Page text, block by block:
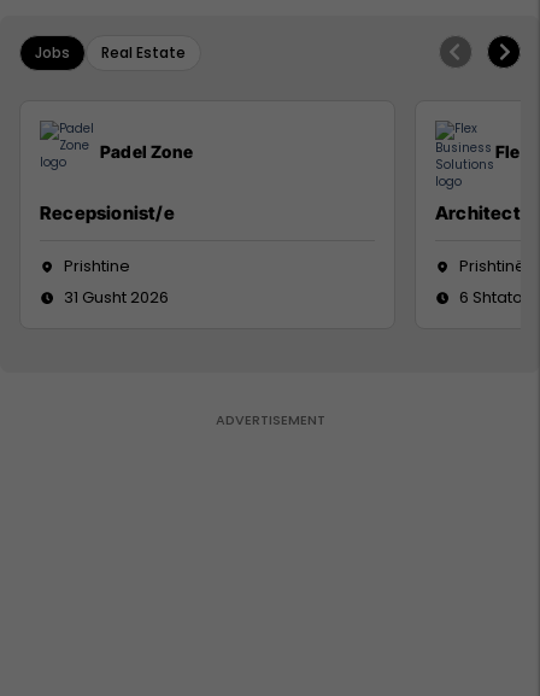
Jobs Real Estate
Padel Zone
Recepsionist/e
Prishtine
31 Gusht 2026
Flex
Architect
Prishtinë
6 Shtator